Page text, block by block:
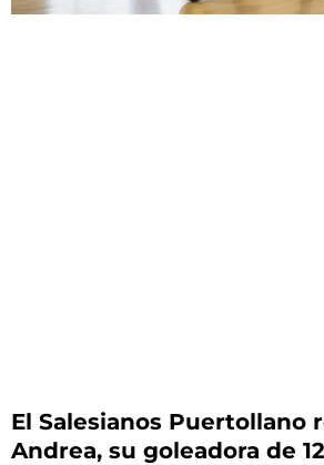
El Salesianos Puertollano
Andrea, su goleadora de